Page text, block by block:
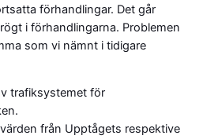
förhandlingar. Det går
i förhandlingarna. Problemen
som vi nämnt i tidigare
trafiksystemet för
från Upptågets respektive